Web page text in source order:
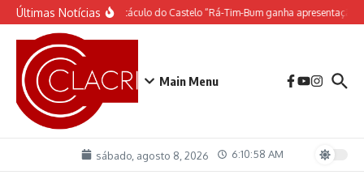
Ir para o conteúdo
Últimas NotíciasO espetáculo do Castelo “Rá-Tim-Bum ganha apresentação
Main Menu
sábado, agosto 8, 2026 6:10:58 AM